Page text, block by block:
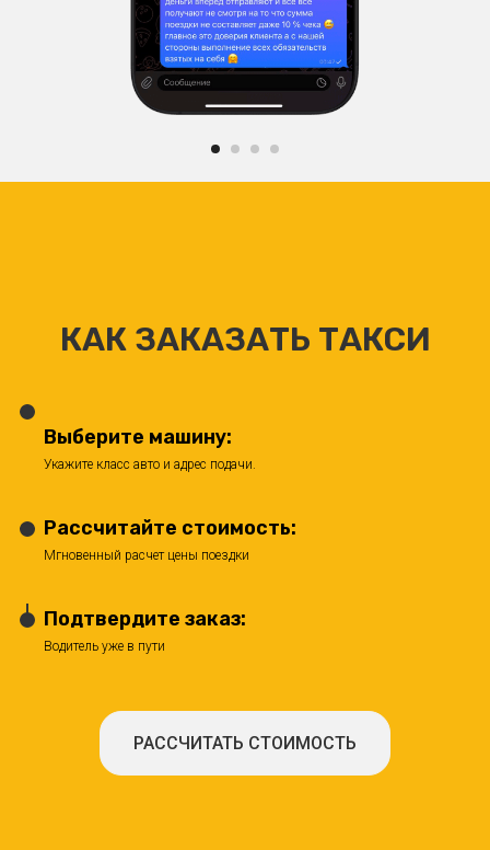
КАК ЗАКАЗАТЬ ТАКСИ
Выберите машину:
Укажите класс авто и адрес подачи.
Рассчитайте стоимость:
Мгновенный расчет цены поездки
Подтвердите заказ:
Водитель уже в пути
РАССЧИТАТЬ СТОИМОСТЬ